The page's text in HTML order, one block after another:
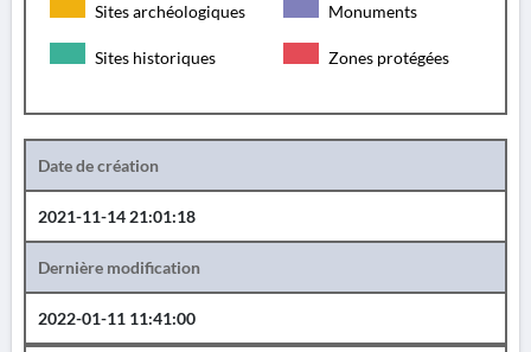
Sites archéologiques Monuments
Sites historiques Zones protégées
Date de création
2021-11-14 21:01:18
Dernière modification
2022-01-11 11:41:00